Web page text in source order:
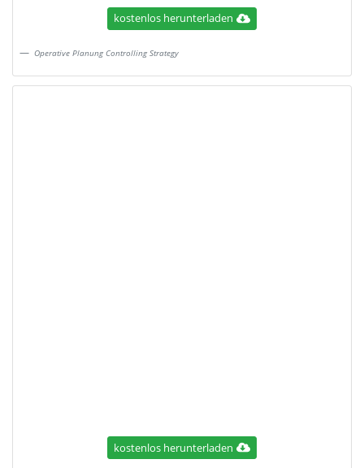
kostenlos herunterladen
Operative Planung Controlling Strategy
kostenlos herunterladen